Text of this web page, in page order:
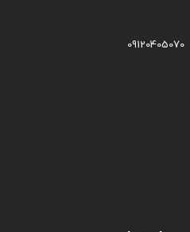
09120405070